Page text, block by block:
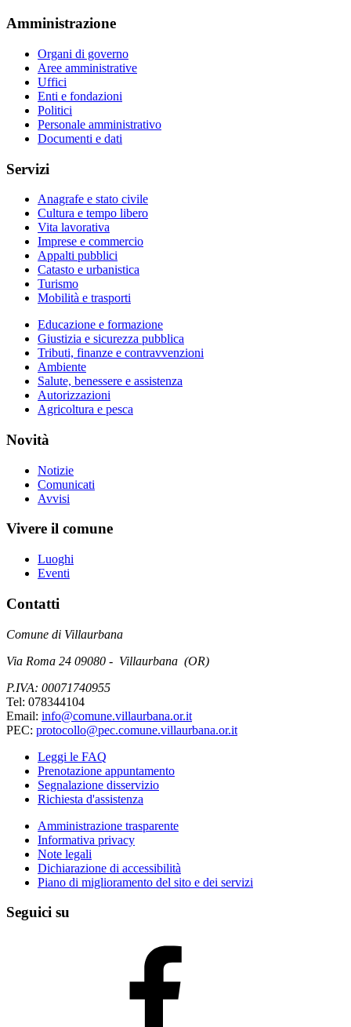
Amministrazione
Organi di governo
Aree amministrative
Uffici
Enti e fondazioni
Politici
Personale amministrativo
Documenti e dati
Servizi
Anagrafe e stato civile
Cultura e tempo libero
Vita lavorativa
Imprese e commercio
Appalti pubblici
Catasto e urbanistica
Turismo
Mobilità e trasporti
Educazione e formazione
Giustizia e sicurezza pubblica
Tributi, finanze e contravvenzioni
Ambiente
Salute, benessere e assistenza
Autorizzazioni
Agricoltura e pesca
Novità
Notizie
Comunicati
Avvisi
Vivere il comune
Luoghi
Eventi
Contatti
Comune di Villaurbana
Via Roma 24 09080 - Villaurbana (OR)
P.IVA: 00071740955
Tel: 078344104
Email: info@comune.villaurbana.or.it
PEC: protocollo@pec.comune.villaurbana.or.it
Leggi le FAQ
Prenotazione appuntamento
Segnalazione disservizio
Richiesta d'assistenza
Amministrazione trasparente
Informativa privacy
Note legali
Dichiarazione di accessibilità
Piano di miglioramento del sito e dei servizi
Seguici su